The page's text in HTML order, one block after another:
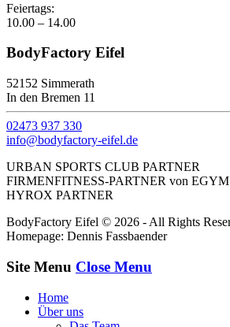
Feiertags:
10.00 – 14.00
BodyFactory Eifel
52152 Simmerath
In den Bremen 11
02473 937 330
info@bodyfactory-eifel.de
URBAN SPORTS CLUB PARTNER
FIRMENFITNESS-PARTNER von
HYROX PARTNER
BodyFactory Eifel © 2026 - All Rights
Homepage: Dennis Fassbaender
Site Menu Close Menu
Home
Über uns